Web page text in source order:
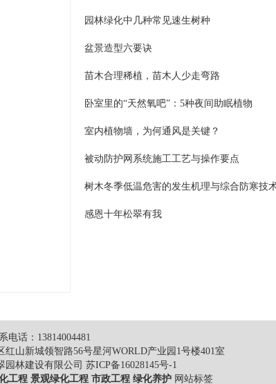
园林绿化中几种常见速生树种
盆景造型六要诀
苗木合理稀植，苗木人少走弯路
卧室里的“天然氧吧”：5种夜间助眠植物
室内植物墙，为何通风是关键？
被动防护网系统施工工艺与操作要点
树木冬季低温危害的发生机理与综合防寒技
感恩十年松翠有我
电话：13814004481
红山新城领智路56号星河WORLD产业园1号楼401室
园林建设有限公司 苏ICP备16028145号-1
工程 景观绿化工程 市政工程 绿化养护 网站标签